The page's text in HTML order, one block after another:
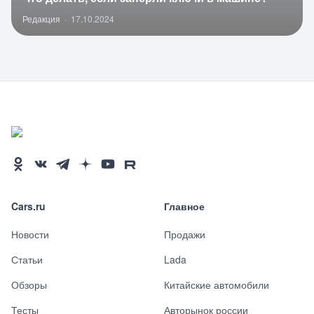
Редакция · 17.10.2024
Cars.ru
Новости
Статьи
Обзоры
Тесты
Главное
Продажи
Lada
Китайские автомобили
Авторынок россии